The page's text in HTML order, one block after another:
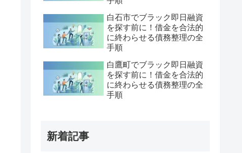
白石市でブラック即日融資
を探す前に！借金を合法的
に終わらせる債務整理の全
手順
白鷹町でブラック即日融資
を探す前に！借金を合法的
に終わらせる債務整理の全
手順
新着記事